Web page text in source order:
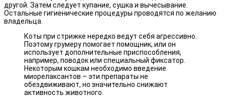
другой. Затем следует купание, сушка и вычесывание.
Остальные гигиенические процедуры проводятся по желанию
владельца.
Коты при стрижке нередко ведут себя агрессивно.
Поэтому грумеру помогает помощник, или он
использует дополнительные приспособления,
например, поводок или специальный фиксатор.
Некоторым кошкам необходимо введение
миорелаксантов – эти препараты не
обездвиживают, но значительно снижают
активность животного.